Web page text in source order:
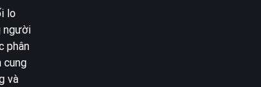
lo
người
phân
cung
và